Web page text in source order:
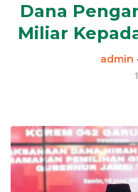
Dana
Miliar
admin